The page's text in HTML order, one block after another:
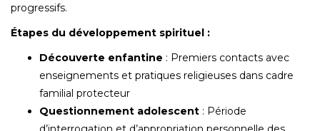
progressifs.
Étapes du développement spirituel :
Découverte enfantine : Premiers contacts avec
enseignements et pratiques religieuses dans cadre
familial protecteur
Questionnement adolescent : Période